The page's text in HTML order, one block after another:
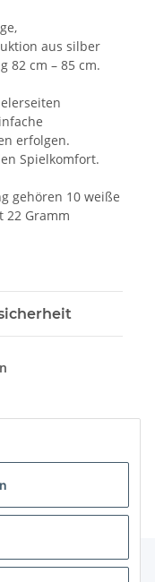
aus silber
82 cm – 85 cm.
erfolgen.
Spielkomfort.
gehören 10 weiße
22 Gramm